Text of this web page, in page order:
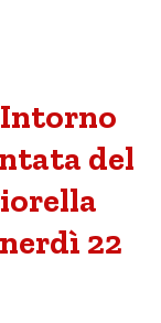
Intorno
del
22